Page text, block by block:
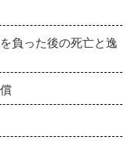
負った後の死亡と逸